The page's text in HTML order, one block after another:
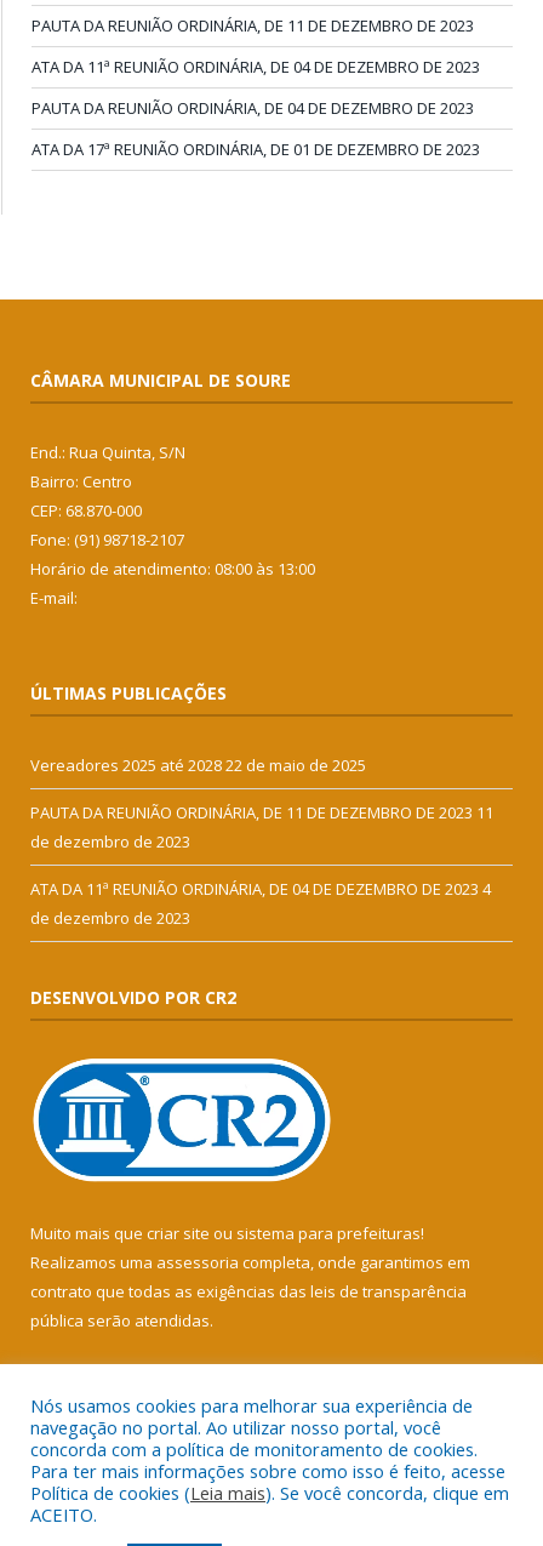
PAUTA DA REUNIÃO ORDINÁRIA, DE 11 DE DEZEMBRO DE 2023
ATA DA 11ª REUNIÃO ORDINÁRIA, DE 04 DE DEZEMBRO DE 2023
PAUTA DA REUNIÃO ORDINÁRIA, DE 04 DE DEZEMBRO DE 2023
ATA DA 17ª REUNIÃO ORDINÁRIA, DE 01 DE DEZEMBRO DE 2023
CÂMARA MUNICIPAL DE SOURE
End.: Rua Quinta, S/N
Bairro: Centro
CEP: 68.870-000
Fone: (91) 98718-2107
Horário de atendimento: 08:00 às 13:00
E-mail:
ÚLTIMAS PUBLICAÇÕES
Vereadores 2025 até 202822 de maio de 2025
PAUTA DA REUNIÃO ORDINÁRIA, DE 11 DE DEZEMBRO DE 2023 11
de dezembro de 2023
ATA DA 11ª REUNIÃO ORDINÁRIA, DE 04 DE DEZEMBRO DE 2023 4
de dezembro de 2023
DESENVOLVIDO POR CR2
Muito mais que criar site ou sistema para prefeituras!
Realizamos uma assessoria completa, onde garantimos em
contrato que todas as exigências das leis de transparência
pública serão atendidas.
Todos os direitos reservados a Câmara Municipal de Soure.
Nós usamos cookies para melhorar sua experiência de
navegação no portal. Ao utilizar nosso portal, você
concorda com a política de monitoramento de cookies.
Para ter mais informações sobre como isso é feito, acesse
Política de cookies (Leia mais). Se você concorda, clique em
ACEITO.